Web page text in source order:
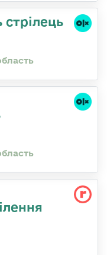
стрілець